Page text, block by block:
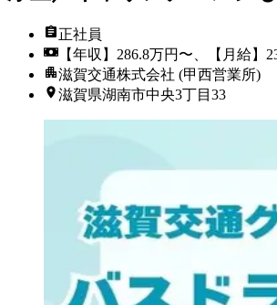
正社員
【年収】286.8万円〜、【月給】
滋賀交通株式会社 (甲西営業所)
滋賀県湖南市中央3丁目33